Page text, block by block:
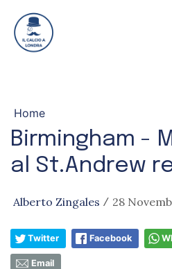
Home
Birmingham -
al St.Andrew
Alberto Zingales / 28
Twitter Facebook
Email